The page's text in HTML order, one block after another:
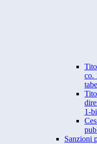
co.
1-
Sanzioni